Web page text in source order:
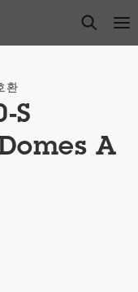
open
환
S
A